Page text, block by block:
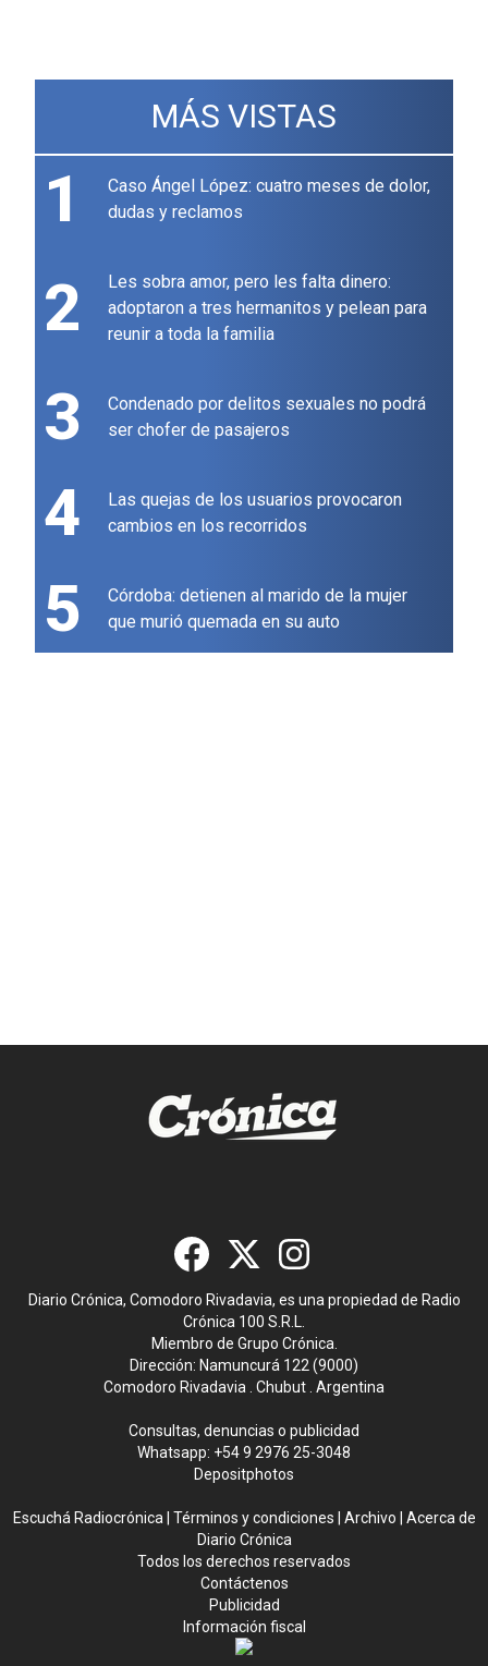
MÁS VISTAS
1
Caso Ángel López: cuatro meses de dolor,
dudas y reclamos
2
Les sobra amor, pero les falta dinero:
adoptaron a tres hermanitos y pelean para
reunir a toda la familia
3
Condenado por delitos sexuales no podrá
ser chofer de pasajeros
4
Las quejas de los usuarios provocaron
cambios en los recorridos
5
Córdoba: detienen al marido de la mujer
que murió quemada en su auto
Diario Crónica, Comodoro Rivadavia, es una propiedad de Radio
Crónica 100 S.R.L.
Miembro de Grupo Crónica.
Dirección: Namuncurá 122 (9000)
Comodoro Rivadavia . Chubut . Argentina
Consultas, denuncias o publicidad
Whatsapp: +54 9 2976 25-3048
Depositphotos
Escuchá Radiocrónica Términos y condiciones Archivo
Acerca de
Diario Crónica
Todos los derechos reservados
Contáctenos
Publicidad
Información fiscal